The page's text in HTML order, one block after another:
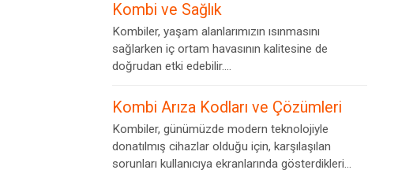
Kombi ve Sağlık
Kombiler, yaşam alanlarımızın ısınmasını
sağlarken iç ortam havasının kalitesine de
doğrudan etki edebilir....
Kombi Arıza Kodları ve Çözümleri
Kombiler, günümüzde modern teknolojiyle
donatılmış cihazlar olduğu için, karşılaşılan
sorunları kullanıcıya ekranlarında gösterdikleri...